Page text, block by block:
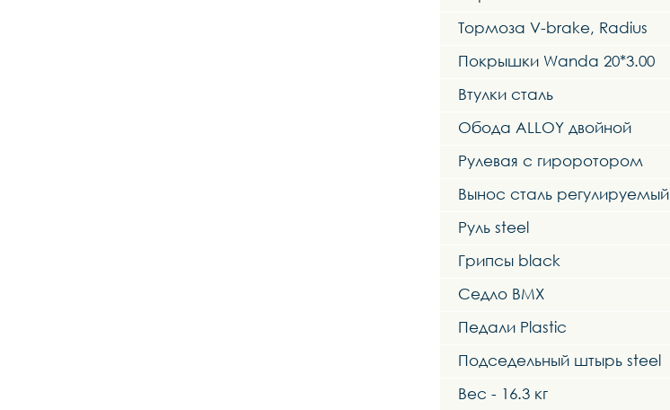
Тормоза V-brake, Radius
Покрышки Wanda 20*3.00
Втулки сталь
Обода ALLOY двойной
Рулевая с гироротором
Вынос сталь регулируемый
Руль steel
Грипсы black
Седло BMX
Педали Plastic
Подседельный штырь steel
Вес - 16.3 кг